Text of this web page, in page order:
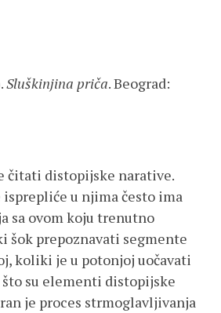
Sluškinjina priča. Beograd:
čitati distopijske narative.
isprepliće u njima često ima
sa ovom koju trenutno
šok prepoznavati segmente
koliki je u potonjoj uočavati
su elementi distopijske
je proces strmoglavljivanja